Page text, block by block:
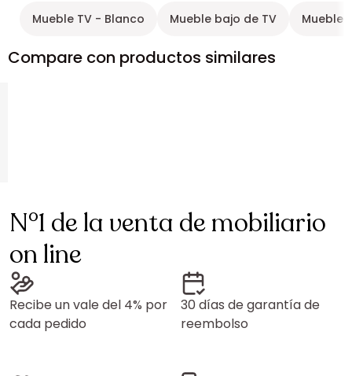
Mueble TV - Blanco Mueble bajo de TV Mueble
Compare con productos similares
N°1 de la venta de mobiliario
on line
Recibe un vale del 4% por
cada pedido
30 días de garantía de
reembolso